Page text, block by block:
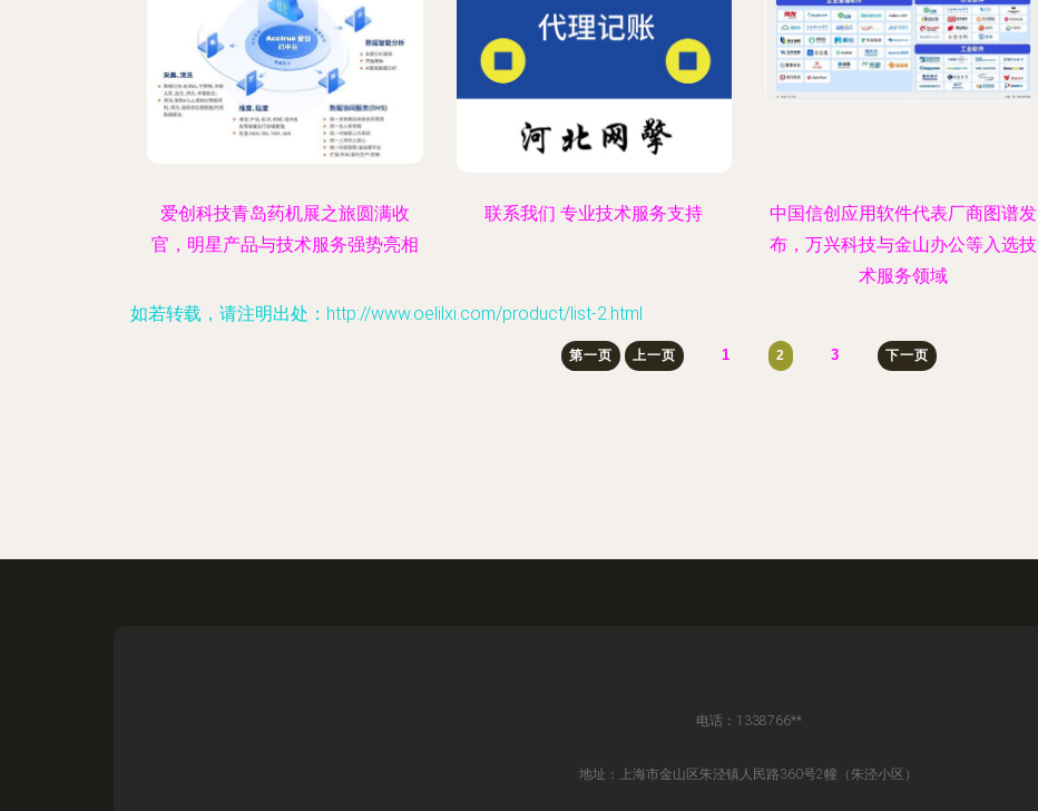
爱创科技青岛药机展之旅圆满收
官，明星产品与技术服务强势亮相
联系我们 专业技术服务支持
中国信创应用软件代表厂商图谱发
布，万兴科技与金山办公等入选技
术服务领域
如若转载，请注明出处：http://www.oelilxi.com/product/list-2.html
第一页 上一页 1 2 3 下一页
电话：1338766**
地址：上海市金山区朱泾镇人民路360号2幢（朱泾小区）